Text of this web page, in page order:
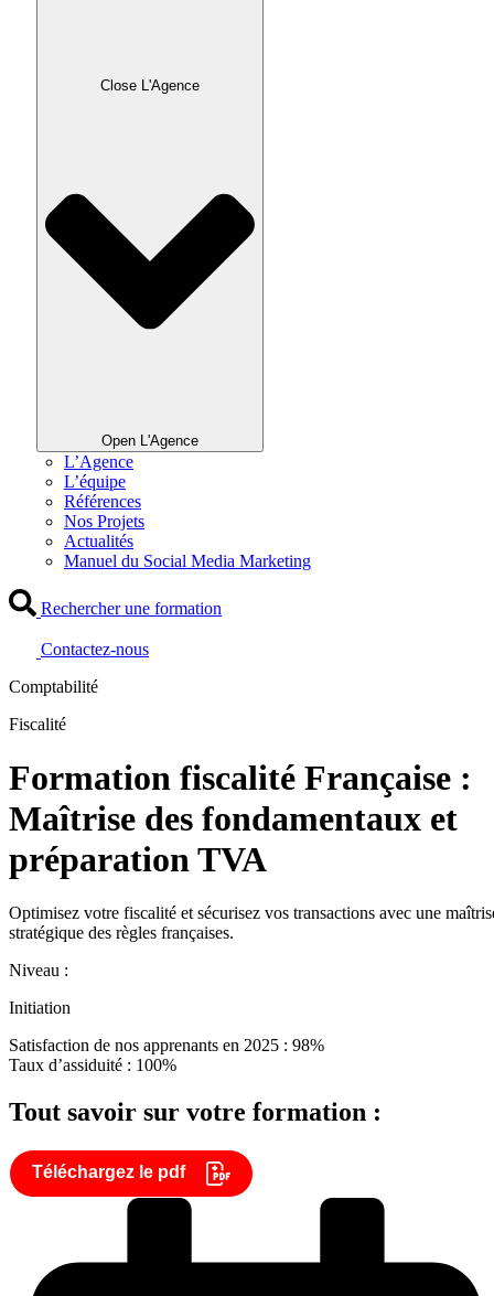
Close L'Agence
Open L'Agence
L’Agence
L’équipe
Références
Nos Projets
Actualités
Manuel du Social Media Marketing
Rechercher une formation
Contactez-nous
Comptabilité
Fiscalité
Formation fiscalité Française :
Maîtrise des fondamentaux et
préparation TVA
Optimisez votre fiscalité et sécurisez vos transactions avec une
stratégique des règles françaises.
Niveau :
Initiation
Satisfaction de nos apprenants en 2025 : 98%
Taux d’assiduité : 100%
Tout savoir sur votre formation :
Téléchargez le pdf